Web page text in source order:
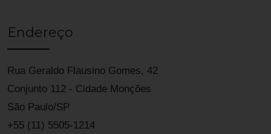
Endereço
Rua Geraldo Flausino Gomes, 42
Conjunto 112 - Cidade Monções
São Paulo/SP
+55 (11) 5505-1214